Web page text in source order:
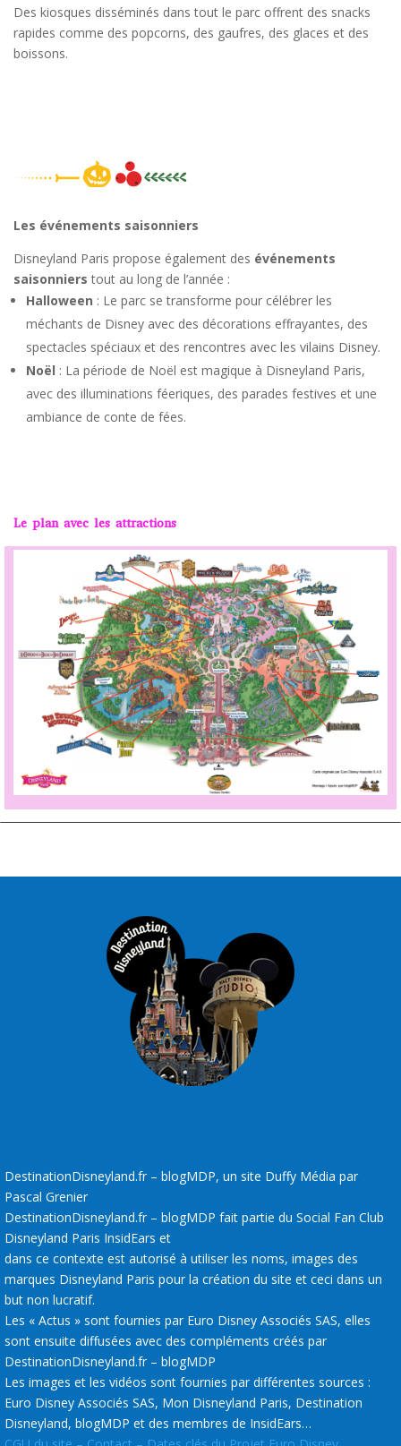
Des kiosques disséminés dans tout le parc offrent des snacks
rapides comme des popcorns, des gaufres, des glaces et des
boissons.
Les événements saisonniers
Disneyland Paris propose également des événements
saisonniers tout au long de l’année :
Halloween : Le parc se transforme pour célébrer les
méchants de Disney avec des décorations effrayantes, des
spectacles spéciaux et des rencontres avec les vilains Disney.
Noël : La période de Noël est magique à Disneyland Paris,
avec des illuminations féeriques, des parades festives et une
ambiance de conte de fées.
Le plan avec les attractions
DestinationDisneyland.fr – blogMDP, un site Duffy Média par
Pascal Grenier
DestinationDisneyland.fr – blogMDP fait partie du Social Fan Club
Disneyland Paris InsidEars et
dans ce contexte est autorisé à utiliser les noms, images des
marques Disneyland Paris pour la création du site et ceci dans un
but non lucratif.
Les « Actus » sont fournies par Euro Disney Associés SAS, elles
sont ensuite diffusées avec des compléments créés par
DestinationDisneyland.fr – blogMDP
Les images et les vidéos sont fournies par différentes sources :
Euro Disney Associés SAS, Mon Disneyland Paris, Destination
Disneyland, blogMDP et des membres de InsidEars…